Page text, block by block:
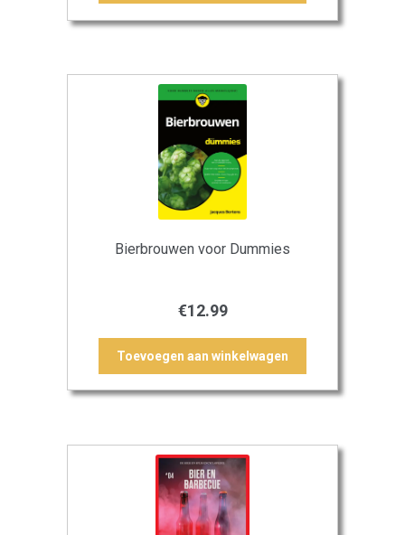
Bierbrouwen voor Dummies
€12.99
Toevoegen aan winkelwagen